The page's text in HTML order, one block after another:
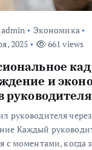
Экономика
2025
661 views
и
руководителя
руководителя
Каждый
с моментами, когда